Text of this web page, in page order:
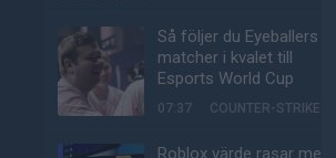
Så följer du Eyeballers
matcher i kvalet till
Esports World Cup
07:37 COUNTER-STRIKE
Roblox värde rasar med